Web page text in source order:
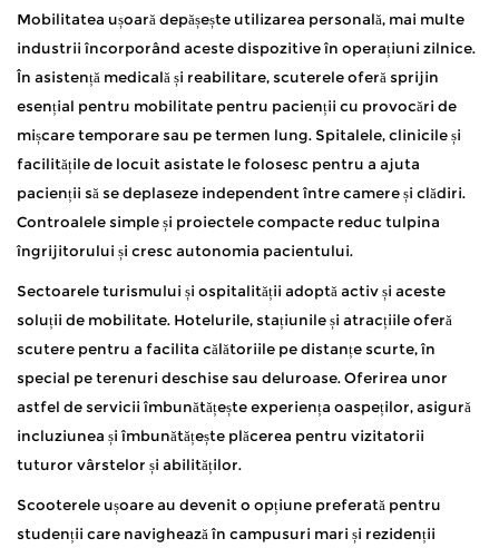
Mobilitatea ușoară depășește utilizarea personală, mai multe
industrii încorporând aceste dispozitive în operațiuni zilnice.
În asistență medicală și reabilitare, scuterele oferă sprijin
esențial pentru mobilitate pentru pacienții cu provocări de
mișcare temporare sau pe termen lung. Spitalele, clinicile și
facilitățile de locuit asistate le folosesc pentru a ajuta
pacienții să se deplaseze independent între camere și clădiri.
Controalele simple și proiectele compacte reduc tulpina
îngrijitorului și cresc autonomia pacientului.
Sectoarele turismului și ospitalității adoptă activ și aceste
soluții de mobilitate. Hotelurile, stațiunile și atracțiile oferă
scutere pentru a facilita călătoriile pe distanțe scurte, în
special pe terenuri deschise sau deluroase. Oferirea unor
astfel de servicii îmbunătățește experiența oaspeților, asigură
incluziunea și îmbunătățește plăcerea pentru vizitatorii
tuturor vârstelor și abilităților.
Scooterele ușoare au devenit o opțiune preferată pentru
studenții care navighează în campusuri mari și rezidenții